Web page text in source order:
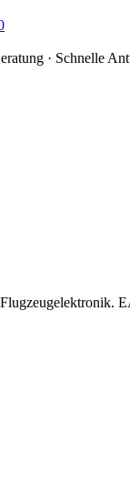
· Schnelle